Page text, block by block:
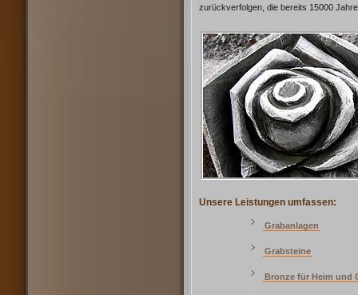
zurückverfolgen, die bereits 15000
Unsere Leistungen umfassen:
Grabanlagen
Grabsteine
Bronze für Heim und